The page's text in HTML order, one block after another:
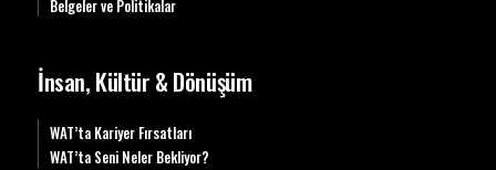
Belgeler ve Politikalar
İnsan, Kültür & Dönüşüm
WAT’ta Kariyer Fırsatları
WAT’ta Seni Neler Bekliyor?